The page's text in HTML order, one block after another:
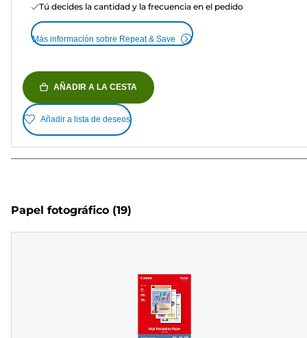
Tú decides la cantidad y la frecuencia en el pedido
Más información sobre Repeat & Save
AÑADIR A LA CESTA
Añadir a lista de deseos
Papel fotográfico (19)